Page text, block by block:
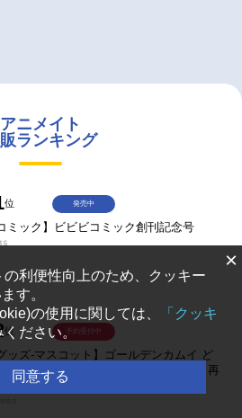
アニメイト
ランキング
位
ミック】ビビビコミック創刊記念号
発売中
位
ッズ-マスコット】ゴールデンカムイ ど
つフォーゼマスコット 4.尾形百之助【再
予約受付中
×
利便性向上のため、クッキー
す。
の使用に関しては、
「クッキ
ください。
同意する